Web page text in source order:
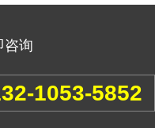
咨询
1053-5852